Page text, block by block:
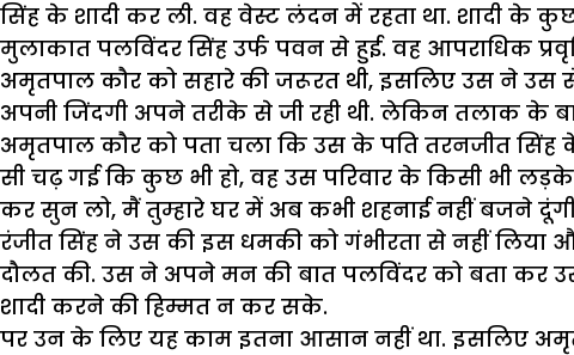
सिंह के शादी कर ली. वह वेस्ट लंदन में रहता था. शादी के
मुलाकात पलविंदर सिंह उर्फ पवन से हुई. वह आपराधिक
अमृतपाल कौर को सहारे की जरूरत थी, इसलिए उस ने
अपनी जिंदगी अपने तरीके से जी रही थी. लेकिन तलाक के
अमृतपाल कौर को पता चला कि उस के पति तरनजीत सिंह
सी चढ़ गई कि कुछ भी हो, वह उस परिवार के किसी भी
कर सुन लो, मैं तुम्हारे घर में अब कभी शहनाई नहीं बजने
रंजीत सिंह ने उस की इस धमकी को गंभीरता से नहीं लिया
दौलत की. उस ने अपने मन की बात पलविंदर को बता कर
शादी करने की हिम्मत न कर सके.
पर उन के लिए यह काम इतना आसान नहीं था. इसलिए